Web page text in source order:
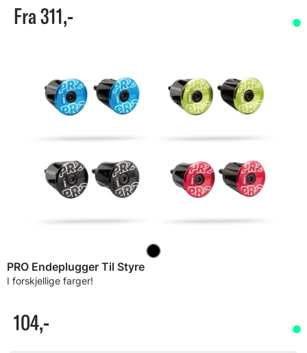
Fra 311,-
PRO Endeplugger Til Styre
I forskjellige farger!
104,-